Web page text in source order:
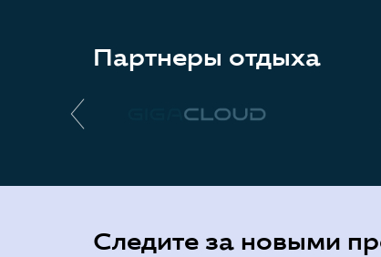
Партнеры отдыха
Следите за новыми